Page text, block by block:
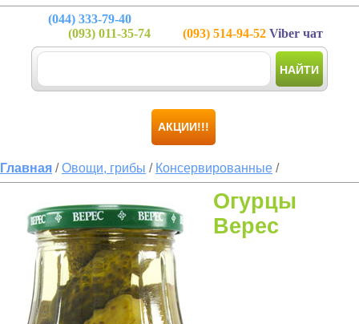
(044) 333-79-40
(093) 011-35-74 (093) 514-94-52 Viber чат
НАЙТИ
АКЦИИ!!!
Главная /Овощи, грибы / Консервированные /
Огурцы
Верес